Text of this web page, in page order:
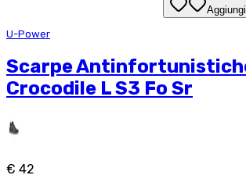
U-Power
Scarpe
Crocodile L S3 Fo Sr
€ 42